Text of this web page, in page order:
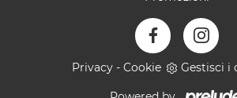
Privacy - Cookie Gestisci i